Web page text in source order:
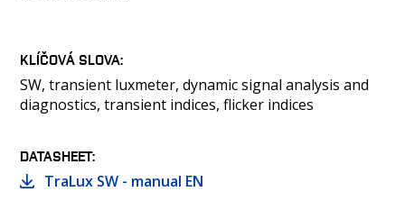
KLÍČOVÁ SLOVA
SW, transient luxmeter, dynamic signal analysis and
diagnostics, transient indices, flicker indices
DATASHEET
TraLux SW - manual EN